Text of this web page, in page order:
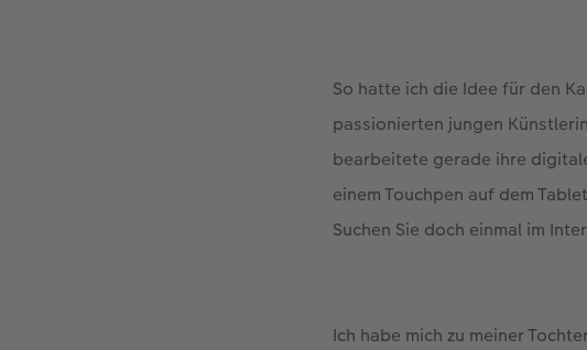
So hatte ich die Idee für den
passionierten jungen
bearbeitete gerade ihre
einem Touchpen auf dem
Suchen Sie doch einmal im
Ich habe mich zu meiner